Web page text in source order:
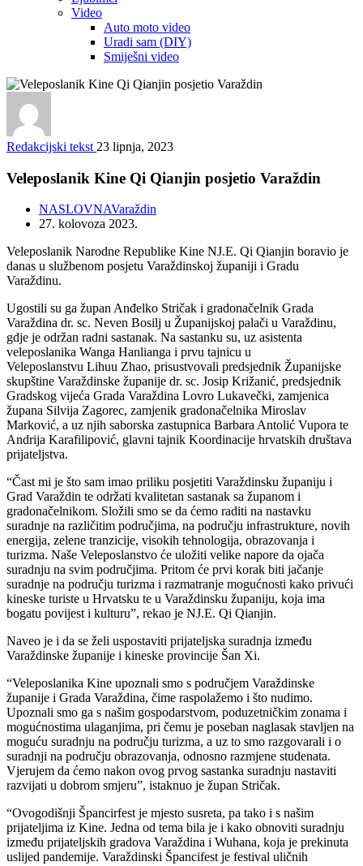
Video
Auto moto video
Uradi sam (DIY)
Smiješni video
Redakcijski tekst 23 lipnja, 2023
Veleposlanik Kine Qi Qianjin posjetio Varaždin
NASLOVNAVaraždin
27. kolovoza 2023.
Veleposlanik Narodne Republike Kine NJ.E. Qi Qianjin boravio je
danas u službenom posjetu Varaždinskoj županiji i Gradu
Varaždinu.
Ugostili su ga župan Anđelko Stričak i gradonačelnik Grada
Varaždina dr. sc. Neven Bosilj u Županijskoj palači u Varaždinu,
gdje je održan radni sastanak. Na sastanku su, uz asistenta
veleposlanika Wanga Hanlianga i prvu tajnicu u
Veleposlanstvu Lihuu Zhao, prisustvovali predsjednik Županijske
skupštine Varaždinske županije dr. sc. Josip Križanić, predsjednik
Gradskog vijeća Grada Varaždina Lovro Lukavečki, zamjenica
župana Silvija Zagorec, zamjenik gradonačelnika Miroslav
Marković, a uz njih saborska zastupnica Barbara Antolić Vupora te
Andrija Karafilipović, glavni tajnik Koordinacije hrvatskih društava
prijateljstva.
“Čast mi je što sam imao priliku posjetiti Varaždinsku županiju i
Grad Varaždin te održati kvalitetan sastanak sa županom i
gradonačelnikom. Složili smo se da ćemo raditi na nastavku
suradnje na različitim područjima, na području infrastrukture, novih
energija, zelene tranzicije, visokih tehnologija, obrazovanja i
turizma. Naše Veleposlanstvo će uložiti velike napore da ojača
suradnju na svim područjima. Pritom će prvi korak biti jačanje
suradnje na području turizma i razmatranje mogućnosti kako privući
kineske turiste u Hrvatsku te u Varaždinsku županiju, koja ima
bogatu povijest i kulturu”, rekao je NJ.E. Qi Qianjin.
Naveo je i da se želi uspostaviti prijateljska suradnja između
Varaždinske županije i kineske provincije Šan Xi.
“Veleposlanika Kine upoznali smo s područjem Varaždinske
županije i Grada Varaždina, čime raspolažemo i što nudimo.
Upoznali smo ga s našim gospodarstvom, poduzetničkim zonama i
mogućnostima ulaganjima, pri čemu je poseban naglasak stavljen na
moguću suradnju na području turizma, a uz to smo razgovarali i o
suradnji na području obrazovanja, odnosno razmjene studenata.
Vjerujem da ćemo nakon ovog prvog sastanka suradnju nastaviti
razvijati u dobrom smjeru”, istaknuo je župan Stričak.
“Ovogodišnji Špancirfest je mjesto susreta, pa tako i s našim
prijateljima iz Kine. Jedna od tema bila je i kako obnoviti suradnju
između prijateljskih gradova Varaždina i Wuhana, koja je prekinuta
uslijed pandemije. Varaždinski Špancifest je festival uličnih